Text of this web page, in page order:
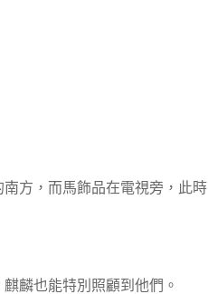
方，而馬飾品在電視旁，此時
麟也能特別照顧到他們。